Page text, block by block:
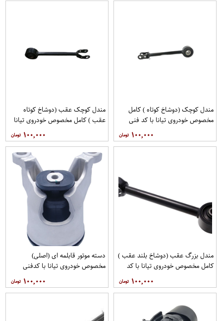
مندل کوچک (دوشاخ کوتاه ) کامل
مخصوص خودروی تیانا با کد فنی
فروشگاه مگاموتور
۱۰۰,۰۰۰
مندل کوچک عقب (دوشاخ کوتاه
عقب ) کامل مخصوص خودروی تیانا
با کد فنی 551AO-JN01Aبرند EEP
فروشگاه مگاموتور
۱۰۰,۰۰۰
مندل بزرگ عقب (دوشاخ بلند عقب )
کامل مخصوص خودروی تیانا با کد
فنی 55110-JN00Aبرند EEP فروشگاه
مگاموتور
۱۰۰,۰۰۰
دسته موتور قابلمه ای (اصلی)
مخصوص خودروی تیانا با کدفنی
فروشگاه مگاموتور
۱۰۰,۰۰۰